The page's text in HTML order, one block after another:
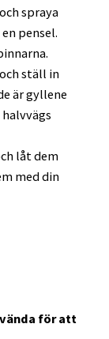
spraya
pensel.
ställ in
är gyllene
låt dem
med din
för att